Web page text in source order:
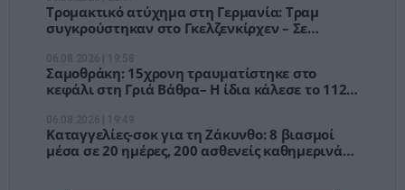
Τρομακτικό ατύχημα στη Γερμανία: Τραμ
συγκρούστηκαν στο Γκελζενκίρχεν – Σε
Σαμοθράκη: 15χρονη τραυματίστηκε στο
κεφάλι στη Γριά Βάθρα– Η ίδια κάλεσε το 112,
Καταγγελίες-σοκ για τη Ζάκυνθο: 8 βιασμοί
μέσα σε 20 ημέρες, 200 ασθενείς καθημερινά